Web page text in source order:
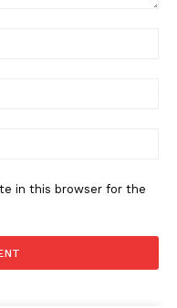
in this browser for the